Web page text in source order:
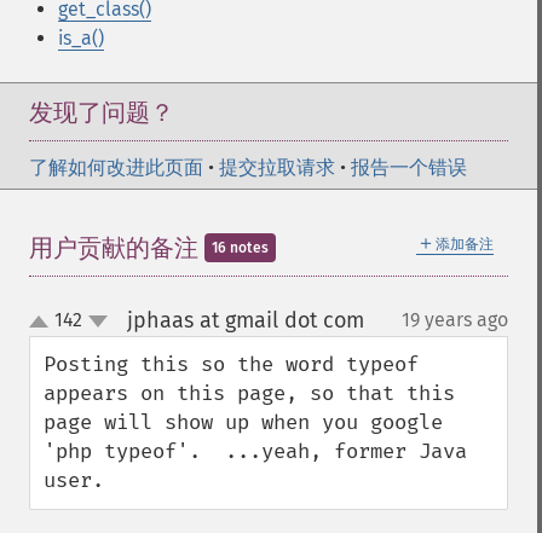
get_class()
is_a()
发现了问题？
了解如何改进此页面 • 提交拉取请求 • 报告一个错误
＋ 添加备注
用户贡献的备注 16 notes
up
down
142 jphaas at gmail dot com 19 years ago
Posting this so the word typeof
appears on this page, so that this
page will show up when you google
'php typeof'.  ...yeah, former Java
user.